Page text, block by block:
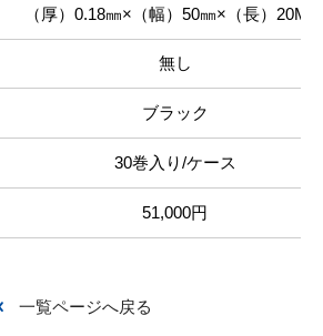
（厚）0.18㎜×（幅）50㎜×（長）20M
無し
ブラック
30巻入り/ケース
51,000円
一覧ページへ戻る